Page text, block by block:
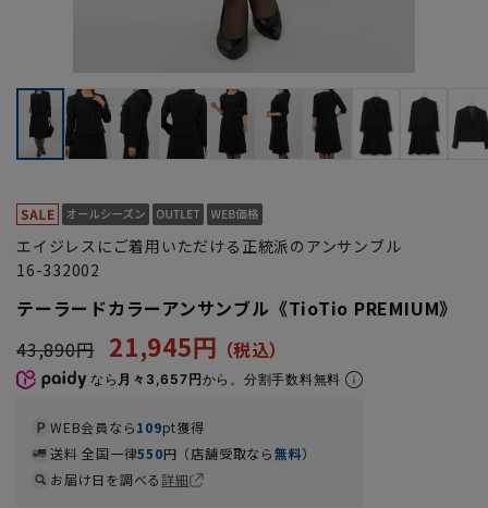
エイジレスにご着用いただける正統派のアンサンブル
16-332002
テーラードカラーアンサンブル《TioTio PREMIUM》
43,890円
21,945円
なら 月々3,657円から。分割手数料無料
WEB会員なら109pt獲得
送料 全国一律550円（店舗受取なら無料）
お届け日を調べる詳細